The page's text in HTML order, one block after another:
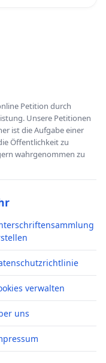
Petition durch
Unsere Petitionen
ist die Aufgabe einer
Öffentlichkeit zu
wahrgenommen zu
verwalten
uns